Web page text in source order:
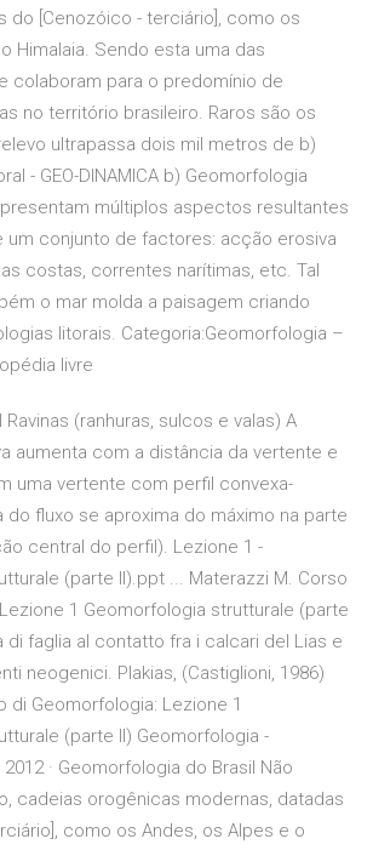
do [Cenozóico - terciário], como os
Himalaia. Sendo esta uma das
colaboram para o predomínio de
no território brasileiro. Raros são os
ultrapassa dois mil metros de b)
- GEO-DINAMICA b) Geomorfologia
múltiplos aspectos resultantes
um conjunto de factores: acção erosiva
costas, correntes narítimas, etc. Tal
o mar molda a paisagem criando
litorais. Categoria:Geomorfologia –
livre
Ravinas (ranhuras, sulcos e valas) A
aumenta com a distância da vertente e
uma vertente com perfil convexa-
do fluxo se aproxima do máximo na parte
central do perfil). Lezione 1 -
(parte II).ppt ... Materazzi M. Corso
1 Geomorfologia strutturale (parte
di faglia al contatto fra i calcari del Lias e
neogenici. Plakias, (Castiglioni, 1986)
di Geomorfologia: Lezione 1
(parte II) Geomorfologia -
· Geomorfologia do Brasil Não
cadeias orogênicas modernas, datadas
como os Andes, os Alpes e o